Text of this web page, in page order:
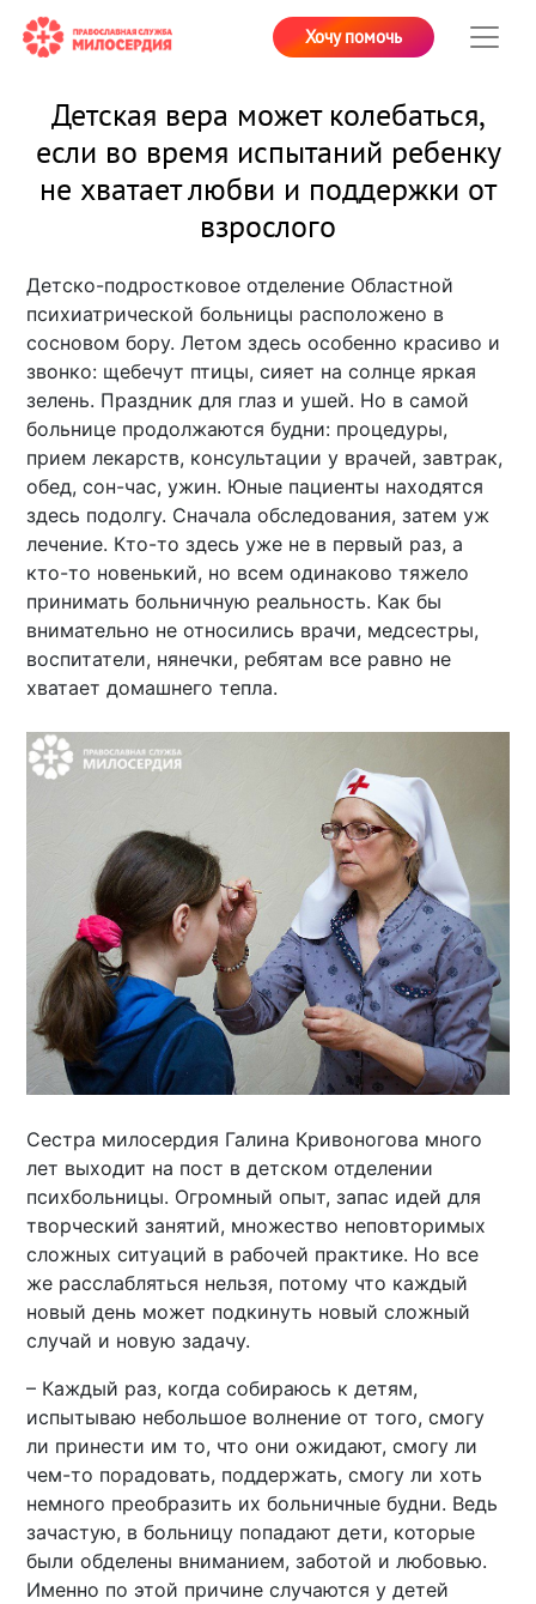
Хочу помочь
Детская вера может колебаться,
если во время испытаний ребенку
не хватает любви и поддержки от
взрослого
Детско-подростковое отделение Областной
психиатрической больницы расположено в
сосновом бору. Летом здесь особенно красиво и
звонко: щебечут птицы, сияет на солнце яркая
зелень. Праздник для глаз и ушей. Но в самой
больнице продолжаются будни: процедуры,
прием лекарств, консультации у врачей, завтрак,
обед, сон-час, ужин. Юные пациенты находятся
здесь подолгу. Сначала обследования, затем уж
лечение. Кто-то здесь уже не в первый раз, а
кто-то новенький, но всем одинаково тяжело
принимать больничную реальность. Как бы
внимательно не относились врачи, медсестры,
воспитатели, нянечки, ребятам все равно не
хватает домашнего тепла.
Сестра милосердия Галина Кривоногова много
лет выходит на пост в детском отделении
психбольницы. Огромный опыт, запас идей для
творческий занятий, множество неповторимых
сложных ситуаций в рабочей практике. Но все
же расслабляться нельзя, потому что каждый
новый день может подкинуть новый сложный
случай и новую задачу.
– Каждый раз, когда собираюсь к детям,
испытываю небольшое волнение от того, смогу
ли принести им то, что они ожидают, смогу ли
чем-то порадовать, поддержать, смогу ли хоть
немного преобразить их больничные будни. Ведь
зачастую, в больницу попадают дети, которые
были обделены вниманием, заботой и любовью.
Именно по этой причине случаются у детей